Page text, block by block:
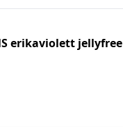
erikaviolett jellyfree